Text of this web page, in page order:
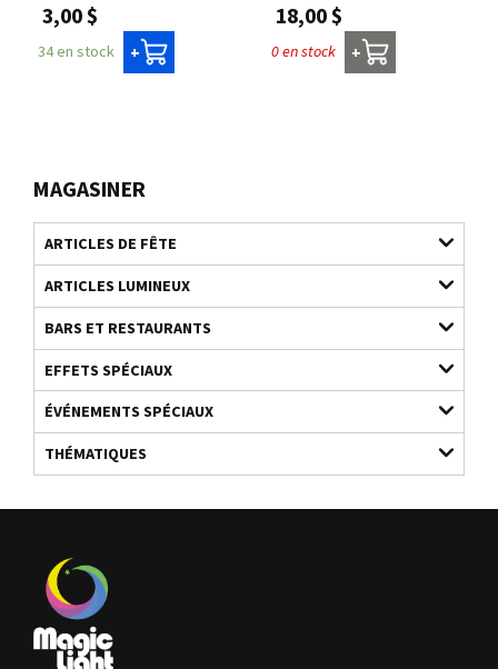
MAGASINER
ARTICLES DE FÊTE
ARTICLES LUMINEUX
BARS ET RESTAURANTS
EFFETS SPÉCIAUX
ÉVÉNEMENTS SPÉCIAUX
THÉMATIQUES
3,00 $
34 en stock +
18,00 $
0 en stock +